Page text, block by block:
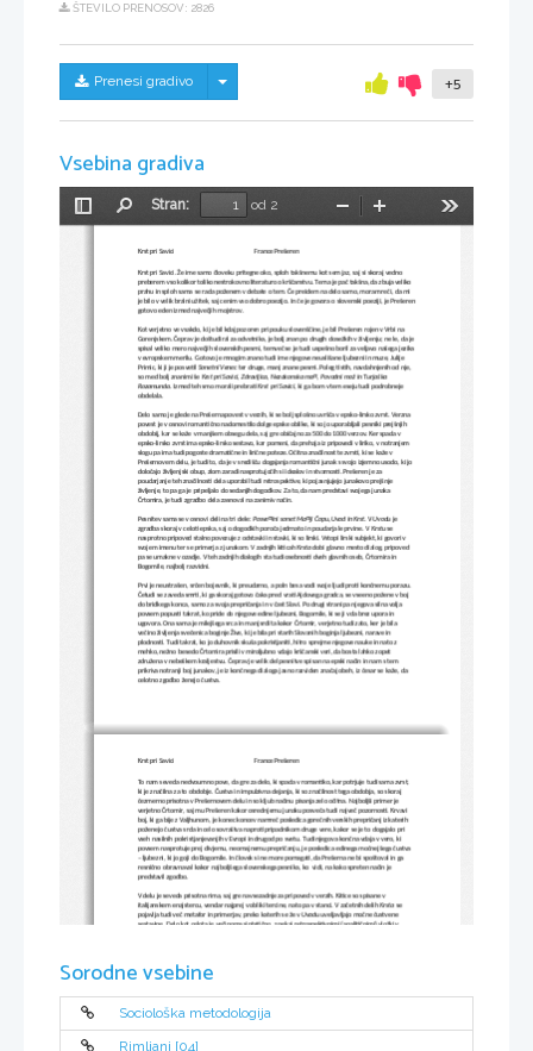
ŠTEVILO PRENOSOV: 2826
Prenesi gradivo Skrij/prikaži meni +5
Vsebina gradiva
Preklopi
Stran:
od 2
Pomanjšaj
Krst pri Savici France Prešeren
Krst pri Savici. Že ime samo človeku pritegne oko, sploh takšnemu kot sem jaz, saj si skoraj vedno
preberem vso kolikor toliko nestrokovno literaturo o krščanstvu. Tema je pač takšna, da zbuja veliko
prahu in sploh sama se rada poženem v debate o tem. Če preidem na delo samo, moram reči, da mi
je bilo v velik bralni užitek, saj cenim vso dobro poezijo. In če je govora o slovenski poeziji, je Prešeren
gotovo eden izmed največjih mojstrov.
Kot verjetno ve vsakdo, ki je bil kdaj pozoren pri pouku slovenščine, je bil Prešeren rojen v Vrbi na
Gorenjskem. Čeprav je doštudiral za odvetnika, je bolj znan po drugih dosežkih v življenju; ne le, da je
spisal veliko mero največjih slovenskih pesmi, temveč se je tudi uspešno boril za veljavo našega jezika
v evropskem merilu. Gotovo je mnogim znano tudi ime njegove neuslišane ljubezni in muze, Julije
Primic, ki ji je posvetil Sonetni Venec ter druge, manj znane pesmi. Poleg tistih, navdahnjenih od nje,
so med bolj znanimi še Krst pri Savici, Zdravljica, Nezakonska mati, Povodni mož in Turjaška
Rozamunda. Izmed teh smo morali prebrati Krst pri Savici, ki ga bom v tem eseju tudi podrobneje
obdelala.
Delo samo je glede na Prešerna povest v verzih, ki se bolj splošno uvršča v epsko-lirsko zvrst. Verzna
povest je v osnovi romantično nadomestilo dolge epske oblike, ki so jo uporabljali pesniki prejšnjih
obdobij, kar se kaže v manjšem obsegu dela, saj gre običajno za 500 do 1000 verzov. Ker spada v
epsko-lirsko zvrst ima epsko-lirsko sestavo, kar pomeni, da prehaja iz pripovedi v liriko, v notranjem
slogu pa ima tudi pogoste dramatične in lirične poteze. Očitna značilnost te zvrsti, ki se kaže v
Prešernovem delu, je tudi to, da je v središču dogajanja romantični junak s svojo izjemno usodo, ki jo
določajo življenjski obup, zlom zaradi nasprotujočih si idealov in stvarnosti. Prešeren je za
poudarjanje teh značilnosti dela uporabil tudi retrospektive, ki pojasnjujejo junakovo prejšnje
življenje, to pa ga je pripeljalo do sedanjih dogodkov. Za to, da nam predstavi svojega junaka
Črtomira, je tudi zgradbo dela zasnoval na zanimiv način.
Pesnitev sama se v osnovi deli na tri dele: Posvetilni sonet Matiji Čopu, Uvod in Krst. V Uvodu je
zgradba skoraj v celoti epska, saj o dogodkih poroča jedrnato in poudarja le prvine. V Krstu se
nasprotno pripoved stalno povezuje z odstavki in stavki, ki so lirski. Vstopi lirski subjekt, ki govori v
svojem imenu ter se primerja z junakom. V zadnjih kiticah Krsta dobi glavno mesto dialog, pripoved
pa se umakne v ozadje. V teh zadnjih dialogih sta tudi osebnosti dveh glavnih oseb, Črtomira in
Bogomile, najbolj razvidni.
Prvi je neustrašen, srčen bojevnik, ki preudarno, a poln besa vodi svoje ljudi proti končnemu porazu.
Četudi se zaveda smrti, ki ga skoraj gotovo čaka pred vrati Ajdovega gradca, se vseeno požene v boj
do bridkega konca, samo za svoja prepričanja in v čast Slavi. Po drugi strani pa njegova silna volja
povsem popusti takrat, ko pride do njegove edine ljubezni, Bogomile, ki se ji vda brez upora in
ugovora. Ona sama je milejšega srca in manj srdita kakor Črtomir, verjetno tudi zato, ker je bila
večino življenja svečenica boginje Žive, ki je bila pri starih Slovanih boginja ljubezni, narave in
plodnosti. Tudi takrat, ko jo duhovnik skuša pokristjaniti, hitro sprejme njegove nauke in nato z
mehko, nežno besedo Črtomira prisili v miroljubno vdajo krščanski veri, da bosta lahko zopet
združena v nebeškem kraljestvu. Čeprav je velik del pesnitve spisan na epski način in nam s tem
prikriva notranji boj junakov, je iz končnega dialoga jasno razviden značaj obeh, iz česar se kaže, da
celotno zgodbo ženejo čustva.
Krst pri Savici France Prešeren
To nam seveda nedvoumno pove, da gre za delo, ki spada v romantiko, kar potrjuje tudi sama zvrst,
ki je značilna za to obdobje. Čustva in impulzivna dejanja, ki so značilnost tega obdobja, so skoraj
čezmerno prisotna v Prešernovem delu in so kljub načinu pisanja zelo očitna. Najboljši primer je
verjetno Črtomir, saj mu Prešeren kakor osrednjemu junaku posveča tudi največ pozornosti. Krvavi
boj, ki ga bije z Valjhunom, je konec koncev namreč posledica gorečnih verskih prepričanj iz katerih
poženejo čustva srda in celo sovraštva naproti pripadnikom druge vere, kakor se je to dogajalo pri
vseh nasilnih pokristjanjevanjih v Evropi in drugod po svetu. Tudi njegova končna vdaja v vero, ki
povsem nasprotuje prej divjemu, neomajnemu prepričanju, je posledica edinega močnejšega čustva
– ljubezni, ki jo goji do Bogomile. In človek si ne more pomagati, da Prešerna ne bi spoštoval in ga
resnično obravnaval kakor najboljšega slovenskega pesnika, ko  vidi, na kako spreten način je
predstavil zgodbo.
V delu je seveda prisotna rima, saj gre navsezadnje za pripoved v verzih. Kitice so spisane v
italijanskem enajstercu, vendar najprej v obliki tercine, nato pa v stanci. V začetnih delih Krsta se
pojavlja tudi več metafor in primerjav, preko katerih se že v Uvodu uveljavljajo močne čustvene
sestavine. Delo kot celota je večinoma sintetično, z nekaj retrospektivnimi (analitičnimi) vložki v
situacijo, ki že dolgo divja v kranjskih deželah in kratko povzame vse, kar se je do tedaj pripetilo. Nato
sledi podrobnejše opisovanje obleganja in krvavega boja, ki sledi neke viharne noči. Po tistem, ko
kasneje pa še njegov odhod v vojsko in ločitev. Ko se po končani bitki pri Ajdovem gradcu vrne k
jezeru, vendar ga pred samomorom zadrži želja po tem, da bi še enkrat ugledal Bogomilo. Ribič ga
pred Valjhunom odpelje v varno zavetje slapa Savice, kjer počaka nanj in Bogomilo, vendar ta s seboj
in v kakšni zmoti je živela do tedaj. Nato mu pove tudi, da bosta lahko združena šele v nebeškem
Sorodne vsebine
Sociološka metodologija
Rimljani [04]